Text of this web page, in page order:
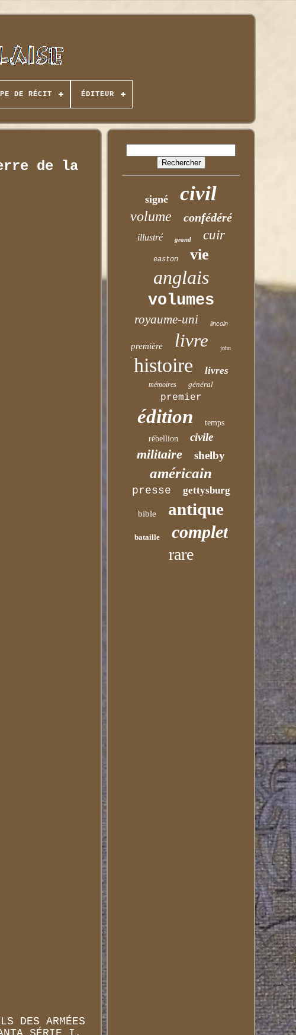
DE RÉCIT ÉDITEUR
de la
DES ARMÉES
signé civil
volume confédéré
illustré grand cuir
easton vie
anglais
volumes
royaume-uni lincoln
première livre john
histoire livres
mémoires général
premier
édition
temps
rébellion
civile
militaire shelby
américain
presse gettysburg
bible antique
bataille complet
rare